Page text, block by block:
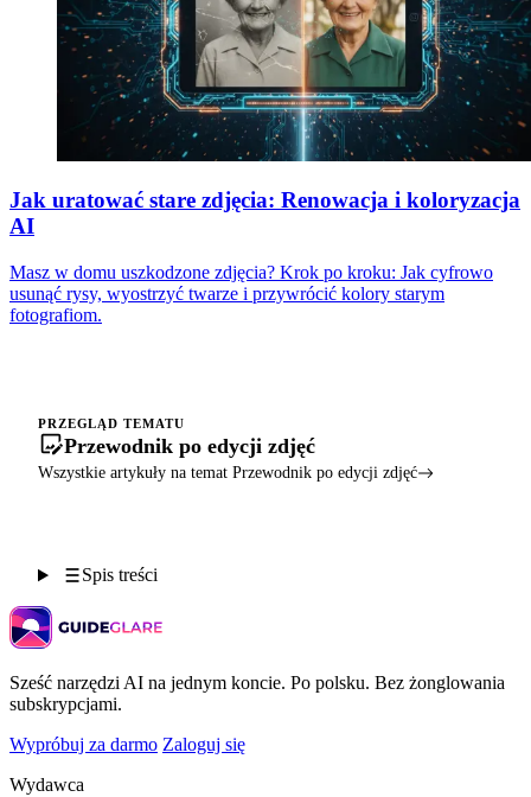
Jak uratować stare zdjęcia: Renowacja i koloryzacja
AI
Masz w domu uszkodzone zdjęcia? Krok po kroku: Jak cyfrowo
usunąć rysy, wyostrzyć twarze i przywrócić kolory starym
fotografiom.
PRZEGLĄD TEMATU
Przewodnik po edycji zdjęć
Wszystkie artykuły na temat Przewodnik po edycji zdjęć
Spis treści
Sześć narzędzi AI na jednym koncie. Po polsku. Bez żonglowania
subskrypcjami.
Wypróbuj za darmo Zaloguj się
Wydawca